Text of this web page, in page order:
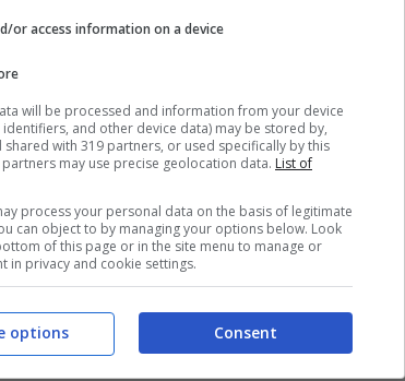
l’annuncio è stato
che ha svelato l’assegnazione
or access information on a device
will be processed and information from your device
and other device data) may be stored by,
shared with 319 partners, or used specifically by this
may use precise geolocation data. List of
process your personal data on the basis of legitimate
can object to by managing your options below. Look
of this page or in the site menu to manage or
in privacy and cookie settings.
Consent
options